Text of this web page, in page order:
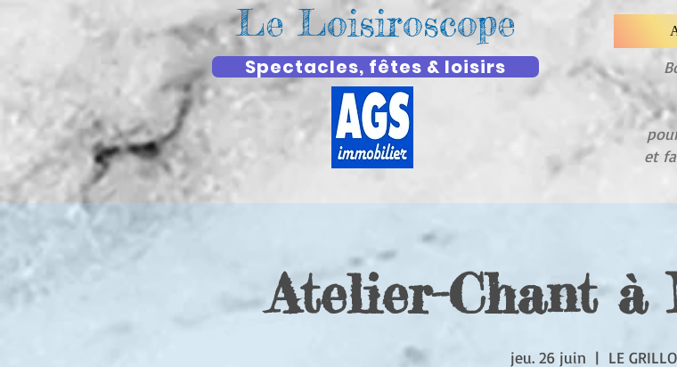
Le Loisiroscope
Spectacles, fêtes & loisirs
et
Atelier-Chant à
jeu. 26 juin
  |
LE